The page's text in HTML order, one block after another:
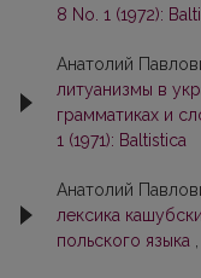
8 No. 1 (1972):
Анатолий
литуанизмы в
грамматиках и
1 (1971): Baltistica
Анатолий
лексика
польского языка